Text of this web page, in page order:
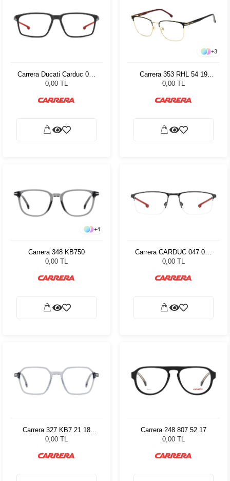
Carrera Ducati Carduc 041
003 5816 77767
0,00 TL
+3
Carrera 353 RHL 54 19
84005
0,00 TL
+4
Carrera 348 KB750
0,00 TL
Carrera CARDUC 047 003
56-18-140 81926
0,00 TL
Carrera 327 KB7 21 18
108075
0,00 TL
Carrera 248 807 52 17
0,00 TL